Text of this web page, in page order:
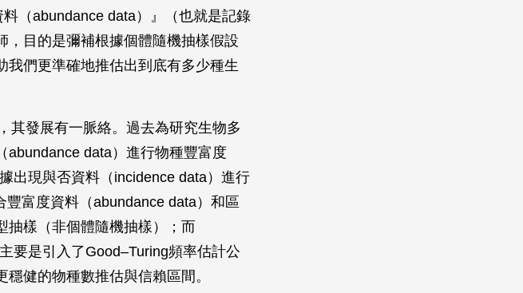
（abundance data）』（也就是記錄
，目的是彌補根據個體隨機抽樣假設
我們更準確地推估出到底有多少種生
其發展有一脈絡。過去為研究生物多
abundance data）進行物種豐富度
出現與否資料（incidence data）進行
富度資料（abundance data）和區
抽樣（非個體隨機抽樣）；而
要是引入了Good–Turing頻率估計公
健的物種數推估與信賴區間。